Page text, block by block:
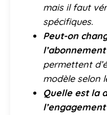
mais il faut
spécifiques.
Peut-on
l’abonnement
permettent
modèle selon
Quelle est la
l’engagement